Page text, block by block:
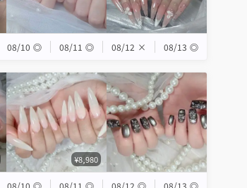
08/10 ◎ 08/11 ◎ 08/12 × 08/13 ◎
¥8,980